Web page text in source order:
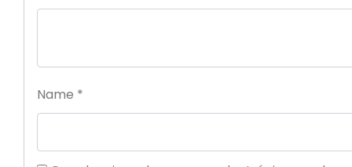
Name *
Eurorremate
diciembre,
aprobado por
cancelación y